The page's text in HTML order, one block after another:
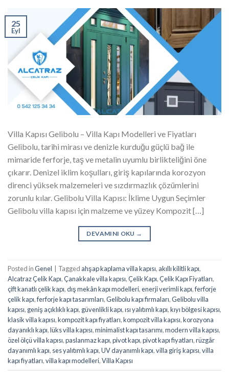
25
Eyl
Villa Kapısı Gelibolu – Villa Kapı Modelleri ve Fiyatları
Gelibolu, tarihi mirası ve denizle kurduğu güçlü bağ ile
mimaride ferforje, taş ve metalin uyumlu birlikteliğini öne
çıkarır. Denizel iklim koşulları, giriş kapılarında korozyon
direnci yüksek malzemeleri ve sızdırmazlık çözümlerini
zorunlu kılar. Gelibolu Villa Kapısı: İklime Uygun Seçimler
Gelibolu villa kapısı için malzeme ve yüzey Kompozit […]
DEVAMINI OKU →
Posted inGenel Tagged ahşap kaplama villa kapısı, akıllı kilitli kapı,
Alcatraz Çelik Kapı,Çanakkale villa kapısı,Çelik Kapı,Çelik Kapı Fiyatları,
çift kanatlı çelik kapı,dış mekân kapı modelleri,enerji verimli kapı,ferforje
çelik kapı,ferforje kapı tasarımları,Gelibolu kapı firmaları,Gelibolu villa
kapısı, geniş açıklıklı kapı, güvenlikli kapı,ısı yalıtımlı kapı,kıyı bölgesi kapısı,
klasik villa kapısı,kompozit kapı fiyatları,kompozit villa kapısı,korozyona
dayanıklı kapı,lüks villa kapısı,minimalist kapı tasarımı,modern villa kapısı,
özel ölçü villa kapısı,paslanmaz kapı,pivot kapı,pivot kapı fiyatları,rüzgâr
dayanımlı kapı, ses yalıtımlı kapı,UV dayanımlı kapı,villa giriş kapısı,villa
kapı fiyatları,villa kapı modelleri,Villa Kapısı